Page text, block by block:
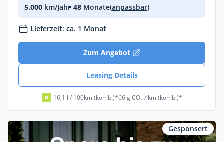
5.000 km/Jahr• 48 Monate(anpassbar)
Lieferzeit: ca. 1 Monat
Zum Angebot
Leasing Details
B 16,1 l / 100km (komb.)*66 g CO₂ / km (komb.)*
Gesponsert